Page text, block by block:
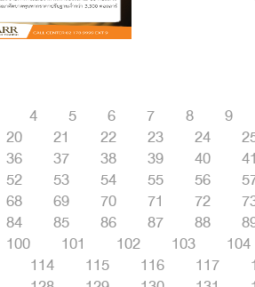
4 5 6 7 8 9
20 21 22 23 24
36 37 38 39 40 41
52 53 54 55 56
68 69 70 71 72
84 85 86 87 88
100 101 102 103 104
114 115 116 117